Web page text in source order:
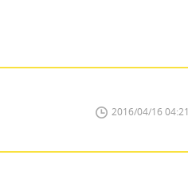
2016/04/16 04:21